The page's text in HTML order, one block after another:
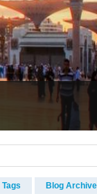
pulang
Blog Archives
Legalitas dan Nomer
Phinisi Wisata
Penyelenggara Ibadah